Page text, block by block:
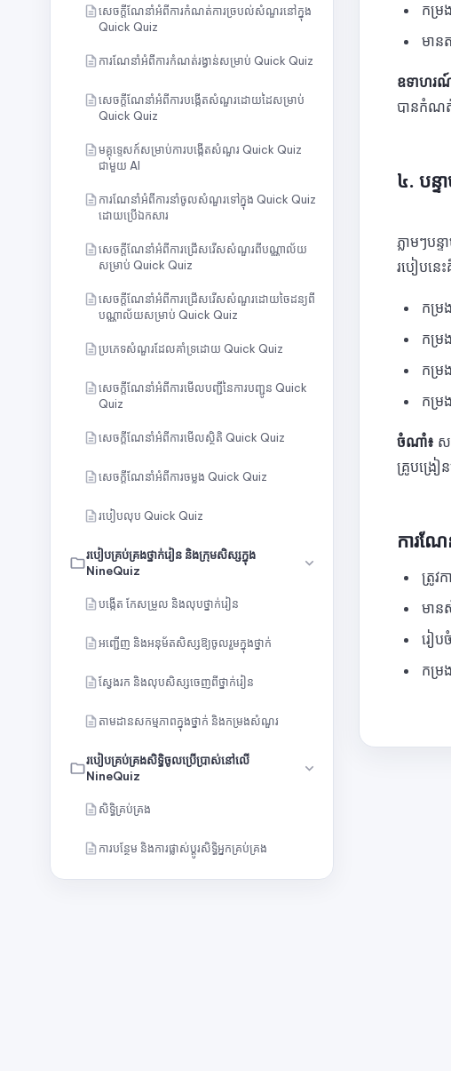
សេចក្តីណែនាំអំពីការកំណត់ការច្របល់សំណួរនៅក្នុង
Quick Quiz
ការណែនាំអំពីការកំណត់រង្វាន់សម្រាប់ Quick Quiz
សេចក្តីណែនាំអំពីការបង្កើតសំណួរដោយដៃសម្រាប់
Quick Quiz
មគ្គុទ្ទេសក៍សម្រាប់ការបង្កើតសំណួរ Quick Quiz
ជាមួយ AI
ការណែនាំអំពីការនាំចូលសំណួរទៅក្នុង Quick Quiz
ដោយប្រើឯកសារ
សេចក្តីណែនាំអំពីការជ្រើសរើសសំណួរពីបណ្ណាល័យ
សម្រាប់ Quick Quiz
សេចក្ដីណែនាំអំពីការជ្រើសរើសសំណួរដោយចៃដន្យពី
បណ្ណាល័យសម្រាប់ Quick Quiz
ប្រភេទសំណួរដែលគាំទ្រដោយ Quick Quiz
សេចក្តីណែនាំអំពីការមើលបញ្ជីនៃការបញ្ជូន Quick
Quiz
សេចក្ដីណែនាំអំពីការមើលស្ថិតិ Quick Quiz
សេចក្តីណែនាំអំពីការចម្លង Quick Quiz
របៀបលុប Quick Quiz
របៀបគ្រប់គ្រងថ្នាក់រៀន និងក្រុមសិស្សក្នុង
NineQuiz
បង្កើត កែសម្រួល និងលុបថ្នាក់រៀន
អញ្ជើញ និងអនុម័តសិស្សឱ្យចូលរួមក្នុងថ្នាក់
ស្វែងរក និងលុបសិស្សចេញពីថ្នាក់រៀន
តាមដានសកម្មភាពក្នុងថ្នាក់ និងកម្រងសំណួរ
របៀបគ្រប់គ្រងសិទ្ធិចូលប្រើប្រាស់នៅលើ
NineQuiz
សិទ្ធិគ្រប់គ្រង
ការបន្ថែម និងការផ្លាស់ប្តូរសិទ្ធិអ្នកគ្រប់គ្រង
កម្រ
មាន
ឧទាហរ
បានកំណត់
៤. បន្ទ
ភ្លាមៗប
របៀបនេ
កម្រ
កម្រ
កម្រ
កម្រ
ចំណាំ៖ ស
គ្រូបង្រៀ
ការណែ
ត្រូវ
មា
រៀប
កម្រ